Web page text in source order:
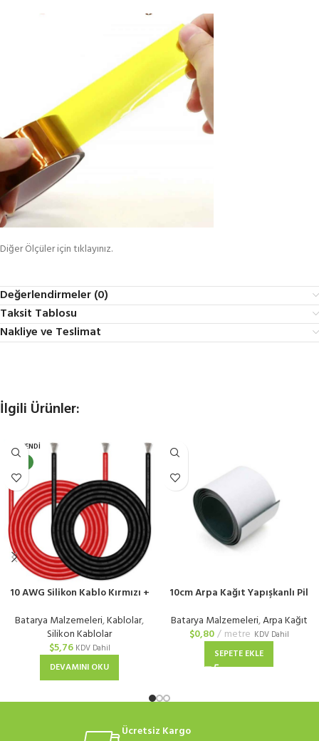
Diğer Ölçüler için tıklayınız.
Değerlendirmeler (0)
Taksit Tablosu
Nakliye ve Teslimat
İlgili Ürünler:
TÜKENDI
10 AWG Silikon Kablo Kırmızı +
Batarya Malzemeleri,Kablolar,
Silikon Kablolar
$5,76 KDV Dahil
DEVAMINI OKU
10cm Arpa Kağıt Yapışkanlı Pil
Batarya Malzemeleri,Arpa Kağıt
$0,80 metre KDV Dahil
SEPETE EKLE
Ücretsiz Kargo